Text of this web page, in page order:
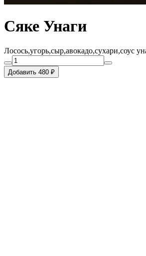
Сяке Унаги
Лосось,угорь,сыр,авокадо,сухари,соус
Добавить 480 ₽